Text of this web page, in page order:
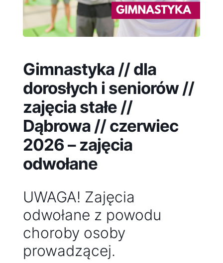
Gimnastyka // dla
dorosłych i seniorów //
zajęcia stałe //
Dąbrowa // czerwiec
2026 – zajęcia
odwołane
UWAGA! Zajęcia
odwołane z powodu
choroby osoby
prowadzącej.